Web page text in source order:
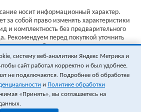
носит информационный характер.
за собой право изменять характеристики
и комплектность без предварительного
Рекомендуем перед покупкой уточнить
товара на сайте производителя.
публичной офертой (ст.435 ГК РФ).
товара уточняйте у менеджера.
систему веб-аналитики Яндекс Метрика и
сайт работал корректно и был удобнее.
не подключаются. Подробнее об обработке
и Политике обработки
«Принять», вы соглашаетесь на